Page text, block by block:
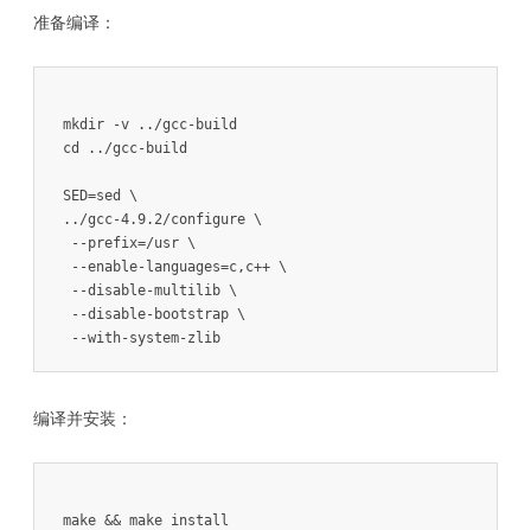
准备编译：
mkdir -v ../gcc-build
cd ../gcc-build
SED=sed \
../gcc-4.9.2/configure \
--prefix=/usr \
--enable-languages=c,c++ \
--disable-multilib \
--disable-bootstrap \
--with-system-zlib
编译并安装：
make && make install